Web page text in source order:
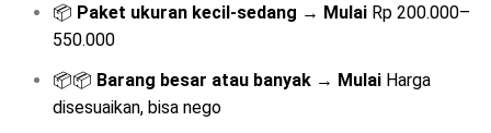
📦 Paket ukuran kecil-sedang → Mulai Rp 200.000–
550.000
📦📦 Barang besar atau banyak → Mulai Harga
disesuaikan, bisa nego